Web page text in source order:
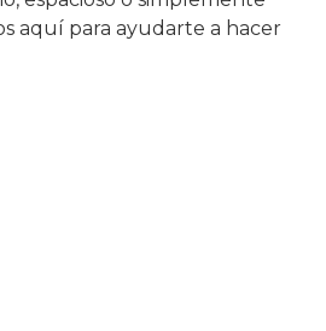
aquí para ayudarte a hacer